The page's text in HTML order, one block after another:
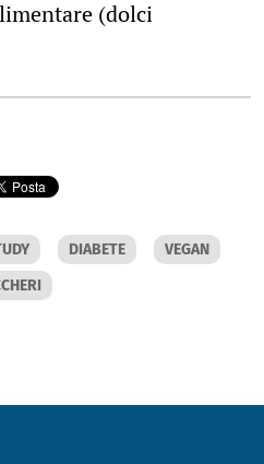
(dolci
DIABETE
VEGAN